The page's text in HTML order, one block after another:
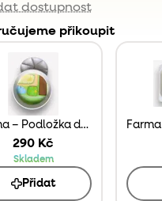
dostupnost
přikoupit
Farma – Podložka do Play Tray
290 Kč
Skladem
Přidat